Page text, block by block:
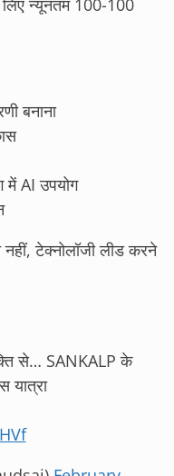
न्यूनतम 100-100
बनाना
में AI उपयोग
टेक्नोलॉजी लीड करने
से… SANKALP के
यात्रा